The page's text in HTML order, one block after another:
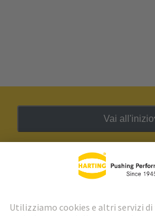
Vai all'inizio
Newsletter HARTING